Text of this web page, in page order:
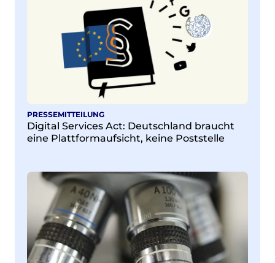
PRESSEMITTEILUNG
Digital Services Act: Deutschland braucht
eine Plattformaufsicht, keine Poststelle